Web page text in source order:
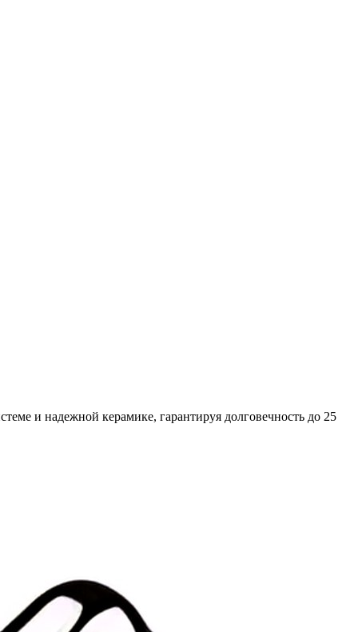
и надежной керамике, гарантируя долговечность до 25